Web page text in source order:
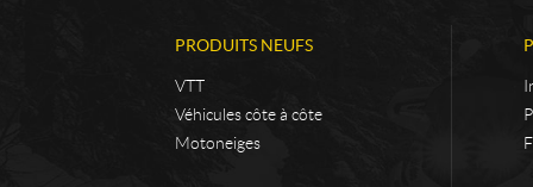
PRODUITS NEUFS
VTT
Véhicules côte à côte
Motoneiges